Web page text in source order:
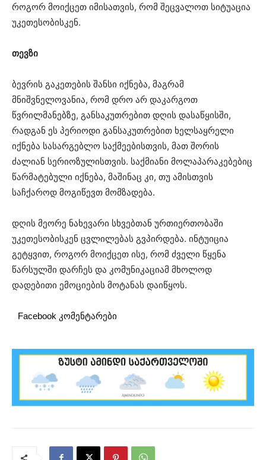
როგორ მოიქცეთ იმისათვის, რომ შეცვალოთ სიტუაცია
უკეთესობისკენ.
თევზი
ბევრის გაკეთების შანსი იქნება, მაგრამ
მნიშვნელოვანია, რომ დრო არ დაკარგოთ
წვრილმანებზე, განსაკუთრებით დღის დასაწყისში,
რადგან ეს პერიოდი განსაკუთრებით ხელსაყრელი
იქნება სასარგებლო საქმეებისთვის, მათ შორის
ძალიან სერიოზულისთვის. საქმიანი მოლაპარაკებებიც
წარმატებული იქნება, მაშინაც კი, თუ ამისთვის
საჩქაროდ მოგიწევთ მომზადება.
დღის მეორე ნახევარი სხვებთან ურთიერთობაში
უკეთესობისკენ ცვლილებას გვპირდება. ინტუიცია
გეტყვით, როგორ მოიქცეთ ისე, რომ ძველი წყენა
წარსულში დარჩეს და კომუნიკაციამ მხოლოდ
დადებითი ემოციების მოტანას დაიწყოს.
Facebook კომენტარები